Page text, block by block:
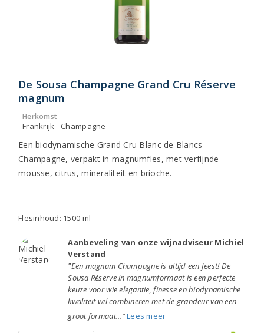
De Sousa Champagne Grand Cru Réserve
magnum
Herkomst
Frankrijk - Champagne
Een biodynamische Grand Cru Blanc de Blancs
Champagne, verpakt in magnumfles, met verfijnde
mousse, citrus, mineraliteit en brioche.
Flesinhoud: 1500 ml
Aanbeveling van onze wijnadviseur Michiel
Verstand
"Een magnum Champagne is altijd een feest! De
Sousa Réserve in magnumformaat is een perfecte
keuze voor wie elegantie, finesse en biodynamische
kwaliteit wil combineren met de grandeur van een
groot formaat..."Lees meer